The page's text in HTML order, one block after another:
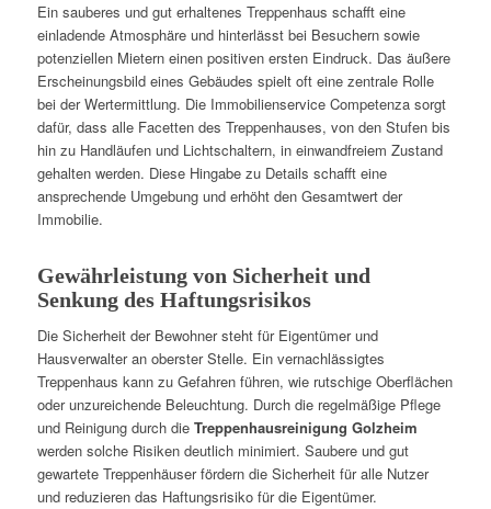
Ein sauberes und gut erhaltenes Treppenhaus schafft eine
einladende Atmosphäre und hinterlässt bei Besuchern sowie
potenziellen Mietern einen positiven ersten Eindruck. Das äußere
Erscheinungsbild eines Gebäudes spielt oft eine zentrale Rolle
bei der Wertermittlung. Die Immobilienservice Competenza sorgt
dafür, dass alle Facetten des Treppenhauses, von den Stufen bis
hin zu Handläufen und Lichtschaltern, in einwandfreiem Zustand
gehalten werden. Diese Hingabe zu Details schafft eine
ansprechende Umgebung und erhöht den Gesamtwert der
Immobilie.
Gewährleistung von Sicherheit und
Senkung des Haftungsrisikos
Die Sicherheit der Bewohner steht für Eigentümer und
Hausverwalter an oberster Stelle. Ein vernachlässigtes
Treppenhaus kann zu Gefahren führen, wie rutschige Oberflächen
oder unzureichende Beleuchtung. Durch die regelmäßige Pflege
und Reinigung durch die Treppenhausreinigung Golzheim
werden solche Risiken deutlich minimiert. Saubere und gut
gewartete Treppenhäuser fördern die Sicherheit für alle Nutzer
und reduzieren das Haftungsrisiko für die Eigentümer.